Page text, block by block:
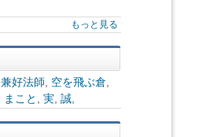
もっと見る
兼好法師 空を飛ぶ倉
まこと 実 誠